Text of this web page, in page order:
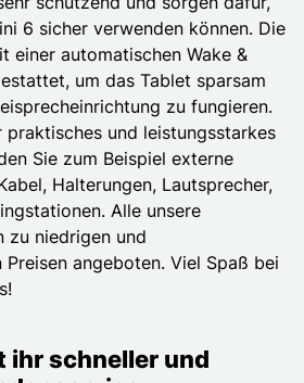
6 sicher verwenden können. Die
einer automatischen Wake &
um das Tablet sparsam
zu fungieren.
praktisches und leistungsstarkes
Sie zum Beispiel externe
Halterungen, Lautsprecher,
Alle unsere
zu niedrigen und
angeboten. Viel Spaß bei
ihr schneller und